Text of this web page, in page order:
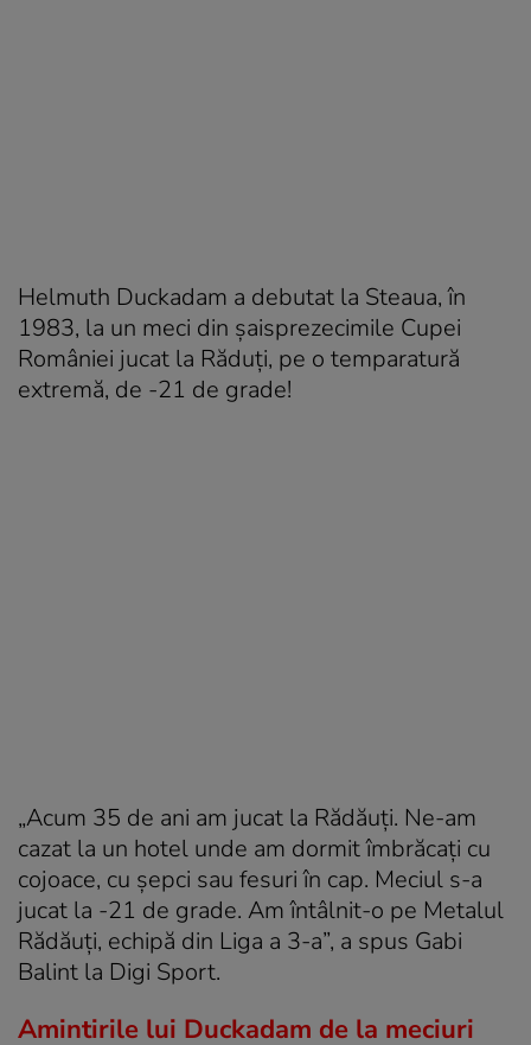
Helmuth Duckadam a debutat la Steaua, în
1983, la un meci din șaisprezecimile Cupei
României jucat la Răduți, pe o temparatură
extremă, de -21 de grade!
„Acum 35 de ani am jucat la Rădăuți. Ne-am
cazat la un hotel unde am dormit îmbrăcați cu
cojoace, cu șepci sau fesuri în cap. Meciul s-a
jucat la -21 de grade. Am întâlnit-o pe Metalul
Rădăuți, echipă din Liga a 3-a”, a spus Gabi
Balint la Digi Sport.
Amintirile lui Duckadam de la meciuri